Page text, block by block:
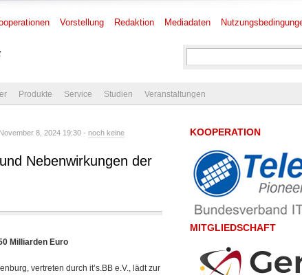
Vorstellung Redaktion Mediadaten
Produkte Service Studien Veranstaltungen
8, 2024 19:30 - noch keine
Nebenwirkungen der
Milliarden Euro
vertreten durch it’s.BB e.V., lädt zur
KOOPERATION
MITGLIEDSCHAFT